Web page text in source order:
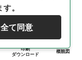
印刷
ダウンロード
概観図
。
全て同意